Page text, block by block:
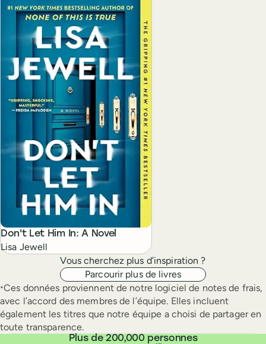
Don't Let Him In: A Novel
Lisa Jewell
Vous cherchez plus d’inspiration ?
Parcourir plus de livres
*Ces données proviennent de notre logiciel de notes de frais,
avec l’accord des membres de l’équipe. Elles incluent
également les titres que notre équipe a choisi de partager en
toute transparence.
Plus de 200,000 personnes